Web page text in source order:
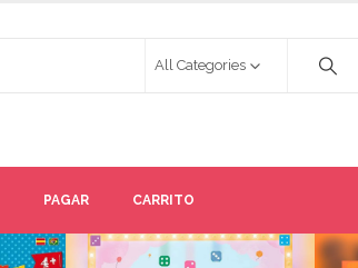
All Categories
PAGAR CARRITO